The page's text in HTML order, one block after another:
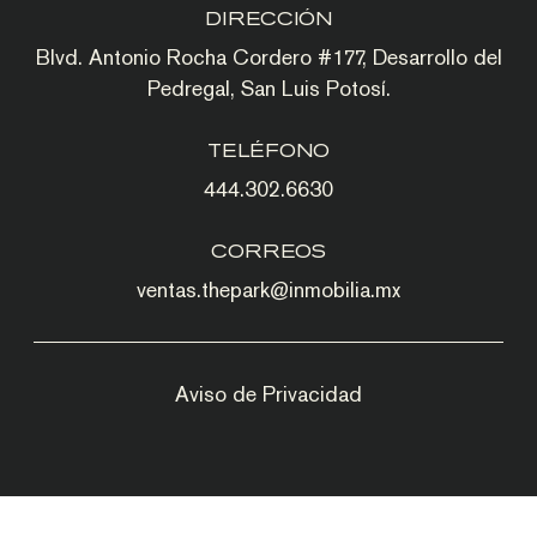
DIRECCIÓN
Blvd. Antonio Rocha Cordero #177, Desarrollo del
Pedregal, San Luis Potosí.
TELÉFONO
444.302.6630
CORREOS
ventas.thepark@inmobilia.mx
Aviso de Privacidad